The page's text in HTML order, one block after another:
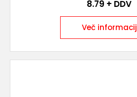
8.79 + DDV
Več informacij